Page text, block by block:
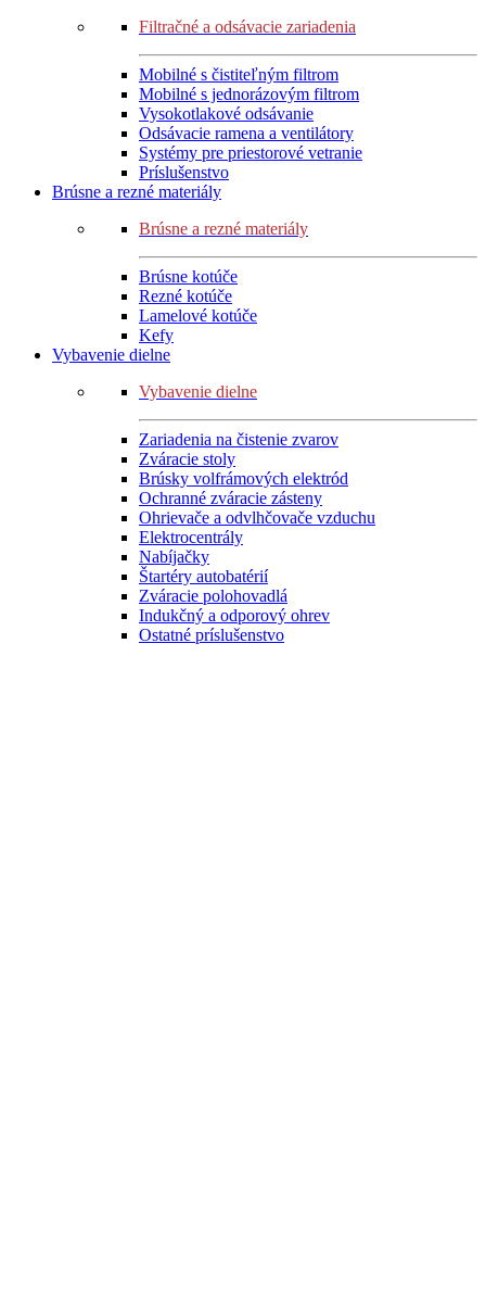
Filtračné a odsávacie zariadenia
Mobilné s čistiteľným filtrom
Mobilné s jednorázovým filtrom
Vysokotlakové odsávanie
Odsávacie ramena a ventilátory
Systémy pre priestorové vetranie
Príslušenstvo
Brúsne a rezné materiály
Brúsne a rezné materiály
Brúsne kotúče
Rezné kotúče
Lamelové kotúče
Kefy
Vybavenie dielne
Vybavenie dielne
Zariadenia na čistenie zvarov
Zváracie stoly
Brúsky volfrámových elektród
Ochranné zváracie zásteny
Ohrievače a odvlhčovače vzduchu
Elektrocentrály
Nabíjačky
Štartéry autobatérií
Zváracie polohovadlá
Indukčný a odporový ohrev
Ostatné príslušenstvo